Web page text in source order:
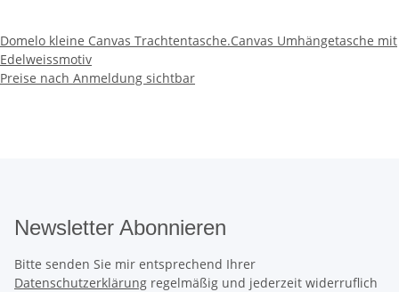
Domelo kleine Canvas Trachtentasche.Canvas Umhängetasche mit
Edelweissmotiv
Preise nach Anmeldung sichtbar
Newsletter Abonnieren
Bitte senden Sie mir entsprechend Ihrer
Datenschutzerklärung regelmäßig und jederzeit widerruflich